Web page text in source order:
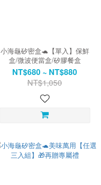
小海龜矽密盒🐢【單入】保鮮
盒/微波便當盒/矽膠餐盒
NT$680 ~ NT$880
NT$1,050